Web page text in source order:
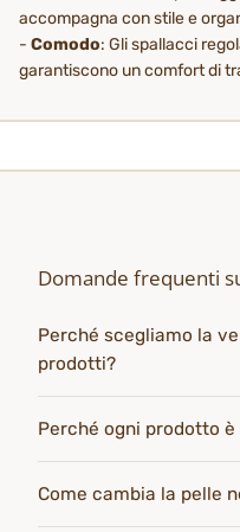
accompagna con stile e
- Comodo: Gli spallacci
garantiscono un comfort di
Domande frequenti
Perché scegliamo la
prodotti?
Perché ogni prodotto è
Come cambia la pelle